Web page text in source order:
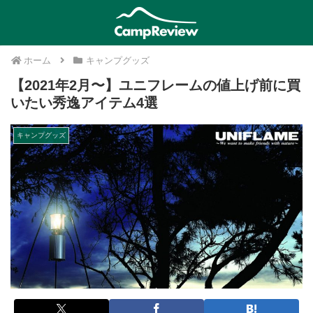
ホーム キャンプグッズ
【2021年2月〜】ユニフレームの値上げ前に買
いたい秀逸アイテム4選
キャンプグッズ